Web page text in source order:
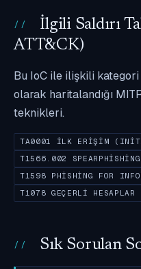
İlgili Saldırı
ATT&CK)
Bu IoC ile ilişkili
olarak haritalandığı
teknikleri.
TA0001 İLK ERIŞIM
T1566.002
T1598 PHISHING FOR
T1078 GEÇERLI HESAPLAR
Sık Sorulan